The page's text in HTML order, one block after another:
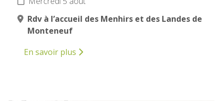
Rdv à l’accueil des Menhirs et des Landes de
Monteneuf
En savoir plus